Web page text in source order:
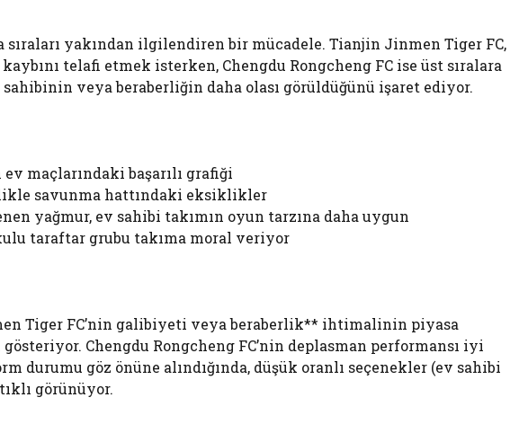
sıraları yakından ilgilendiren bir mücadele. Tianjin Jinmen Tiger FC,
telafi etmek isterken, Chengdu Rongcheng FC ise üst sıralara
sahibinin veya beraberliğin daha olası görüldüğünü işaret ediyor.
maçlarındaki başarılı grafiği
savunma hattındaki eksiklikler
yağmur, ev sahibi takımın oyun tarzına daha uygun
taraftar grubu takıma moral veriyor
Tiger FC’nin galibiyeti veya beraberlik** ihtimalinin piyasa
Chengdu Rongcheng FC’nin deplasman performansı iyi
durumu göz önüne alındığında, düşük oranlı seçenekler (ev sahibi
görünüyor.